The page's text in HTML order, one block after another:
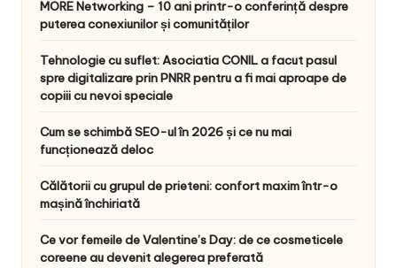
MORE Networking – 10 ani printr-o conferință despre
puterea conexiunilor și comunităților
Tehnologie cu suflet: Asociatia CONIL a facut pasul
spre digitalizare prin PNRR pentru a fi mai aproape de
copiii cu nevoi speciale
Cum se schimbă SEO-ul în 2026 și ce nu mai
funcționează deloc
Călătorii cu grupul de prieteni: confort maxim într-o
mașină închiriată
Ce vor femeile de Valentine’s Day: de ce cosmeticele
coreene au devenit alegerea preferată